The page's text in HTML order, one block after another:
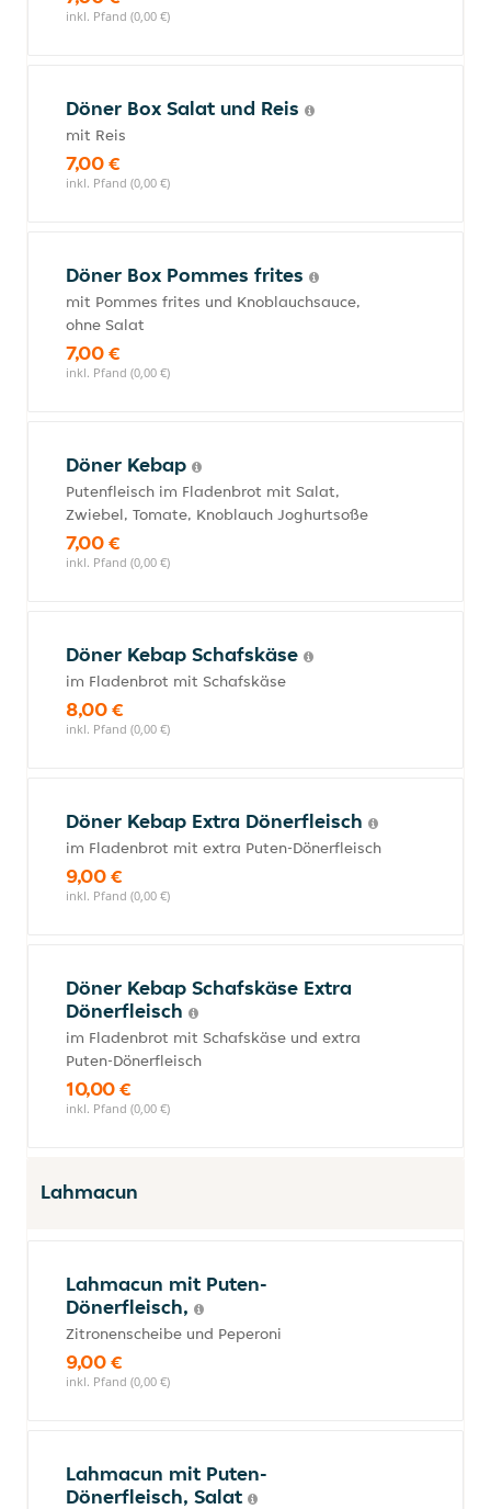
inkl. Pfand (0,00 €)
Döner Box Salat und Reis
mit Reis
7,00 €
inkl. Pfand (0,00 €)
Döner Box Pommes frites
mit Pommes frites und Knoblauchsauce,
ohne Salat
7,00 €
inkl. Pfand (0,00 €)
Döner Kebap
Putenfleisch im Fladenbrot mit Salat,
Zwiebel, Tomate, Knoblauch Joghurtsoße
7,00 €
inkl. Pfand (0,00 €)
Döner Kebap Schafskäse
im Fladenbrot mit Schafskäse
8,00 €
inkl. Pfand (0,00 €)
Döner Kebap Extra Dönerfleisch
im Fladenbrot mit extra Puten-Dönerfleisch
9,00 €
inkl. Pfand (0,00 €)
Döner Kebap Schafskäse Extra
Dönerfleisch
im Fladenbrot mit Schafskäse und extra
Puten-Dönerfleisch
10,00 €
inkl. Pfand (0,00 €)
Lahmacun
Lahmacun mit Puten-
Dönerfleisch,
Zitronenscheibe und Peperoni
9,00 €
inkl. Pfand (0,00 €)
Lahmacun mit Puten-
Dönerfleisch, Salat